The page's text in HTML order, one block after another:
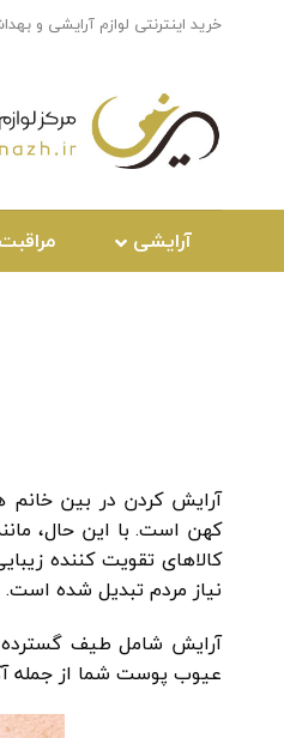
خرید اینترنتی لوازم آرایشی و
آرایشی
آرایش کردن در بین خانم
کهن است. با این حال،
کالاهای تقویت کننده
نیاز مردم تبدیل شده است.
آرایش شامل طیف
عیوب پوست شما از جمله